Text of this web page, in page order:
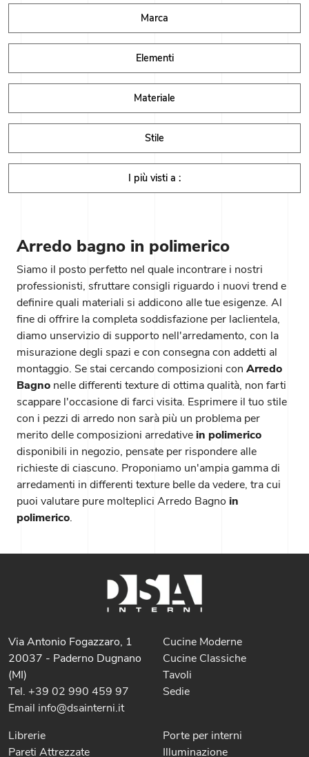
Marca
Elementi
Materiale
Stile
I più visti a :
Arredo bagno in polimerico
Siamo il posto perfetto nel quale incontrare i nostri
professionisti, sfruttare consigli riguardo i nuovi trend e
definire quali materiali si addicono alle tue esigenze. Al
fine di offrire la completa soddisfazione per laclientela,
diamo unservizio di supporto nell'arredamento, con la
misurazione degli spazi e con consegna con addetti al
montaggio. Se stai cercando composizioni con Arredo
Bagno nelle differenti texture di ottima qualità, non farti
scappare l'occasione di farci visita. Esprimere il tuo stile
con i pezzi di arredo non sarà più un problema per
merito delle composizioni arredativein polimerico
disponibili in negozio, pensate per rispondere alle
richieste di ciascuno. Proponiamo un'ampia gamma di
arredamenti in differenti texture belle da vedere, tra cui
puoi valutare pure molteplici Arredo Bagno in
polimerico.
Via Antonio Fogazzaro, 1
20037 - Paderno Dugnano
(MI)
Tel. +39 02 990 459 97
Email info@dsainterni.it
Cucine Moderne
Cucine Classiche
Tavoli
Sedie
Librerie
Pareti Attrezzate
Porte per interni
Illuminazione